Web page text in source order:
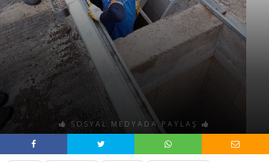
SOSYAL MEDYADA PAYLAŞ